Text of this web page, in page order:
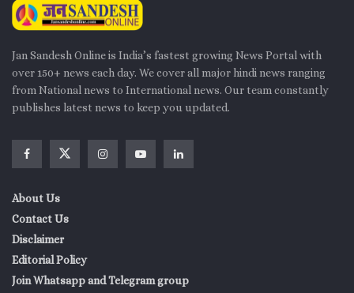
Jan Sandesh Online is India’s fastest growing News Portal with
over 150+ news each day. We cover all major hindi news ranging
from National news to International news. Our team constantly
publishes latest news to keep you updated.
About Us
Contact Us
Disclaimer
Editorial Policy
Join Whatsapp and Telegram group